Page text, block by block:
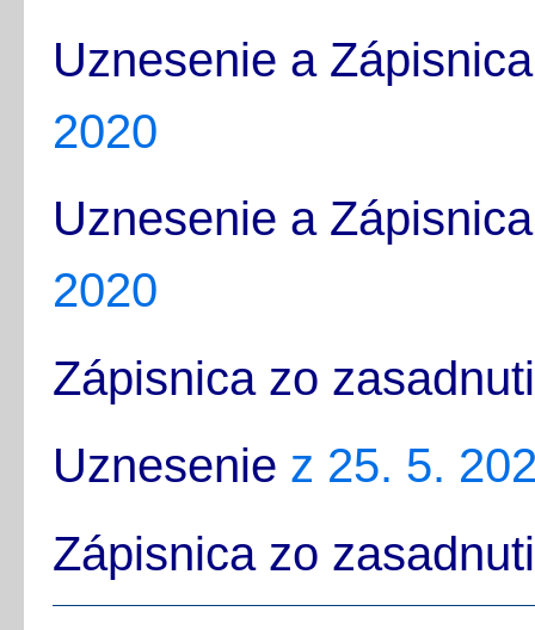
Uznesenie a
2020
Uznesenie a
2020
Zápisnica zo
Uznesenie z 25. 5.
Zápisnica zo